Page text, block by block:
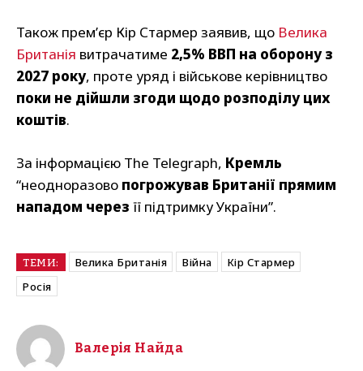
Також прем’єр Кір Стармер заявив, що Велика
Британія витрачатиме 2,5% ВВП на оборону з
2027 року, проте уряд і військове керівництво
поки не дійшли згоди щодо розподілу цих
коштів.
За інформацією The Telegraph, Кремль
“неодноразово погрожував Британії прямим
нападом через її підтримку України”.
ТЕМИ: Велика Британія Війна
Кір Стармер
Росія
Валерія Найда